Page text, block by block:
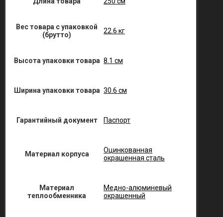
Вес товара с упаковкой
(брутто)
22.6 кг
Высота упаковки товара 8.1 см
Ширина упаковки товара 30.6 см
Гарантийный документ Паспорт
Материал корпуса
Оцинкованная
окрашенная сталь
Материал
теплообменника
Медно-алюминевый
окрашенный